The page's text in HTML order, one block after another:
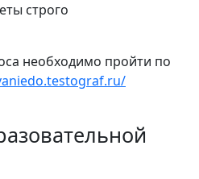
строго
необходимо пройти по